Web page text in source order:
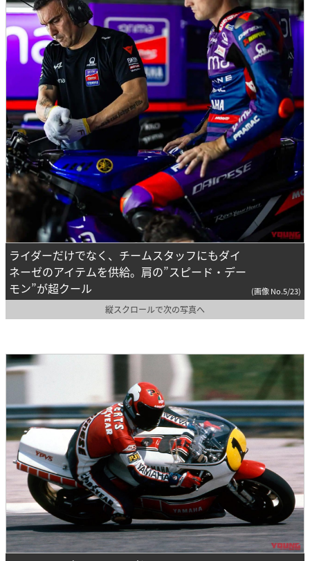
ライダーだけでなく、チームスタッフにもダイ
ネーゼのアイテムを供給。肩の”スピード・デー
モン”が超クール
(画像 No.5/23)
縦スクロールで次の写真へ